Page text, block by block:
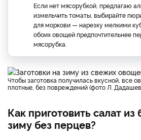
Если нет мясорубкой, предлагаю
измельчить томаты, выбирайте
для моркови — нарезку мелкими
обоих овощей предпочтительнее
мясорубка.
Чтобы заготовка получилась вкусной, все овощи должны быть
плотные, без повреждений (фото Л.
Как приготовить салат
зиму без перцев?